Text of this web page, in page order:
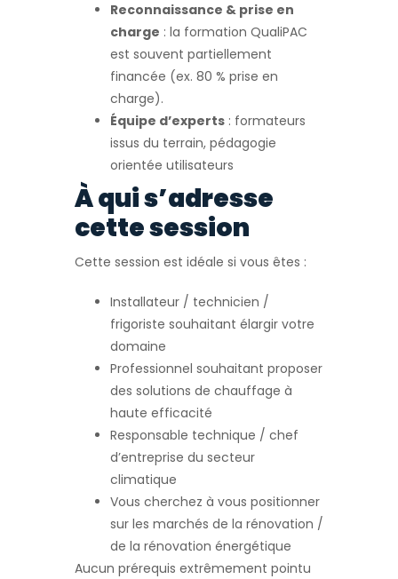
Reconnaissance & prise en
charge : la formation QualiPAC
est souvent partiellement
financée (ex. 80 % prise en
charge).
Équipe d’experts : formateurs
issus du terrain, pédagogie
orientée utilisateurs
À qui s’adresse
cette session
Cette session est idéale si vous êtes :
Installateur / technicien /
frigoriste souhaitant élargir votre
domaine
Professionnel souhaitant proposer
des solutions de chauffage à
haute efficacité
Responsable technique / chef
d’entreprise du secteur
climatique
Vous cherchez à vous positionner
sur les marchés de la rénovation /
de la rénovation énergétique
Aucun prérequis extrêmement pointu